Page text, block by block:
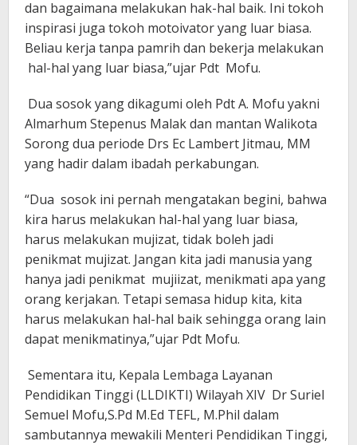
dan bagaimana melakukan hak-hal baik. Ini tokoh
inspirasi juga tokoh motoivator yang luar biasa.
Beliau kerja tanpa pamrih dan bekerja melakukan
hal-hal yang luar biasa,”ujar Pdt Mofu.
Dua sosok yang dikagumi oleh Pdt A. Mofu yakni
Almarhum Stepenus Malak dan mantan Walikota
Sorong dua periode Drs Ec Lambert Jitmau, MM
yang hadir dalam ibadah perkabungan.
“Dua sosok ini pernah mengatakan begini, bahwa
kira harus melakukan hal-hal yang luar biasa,
harus melakukan mujizat, tidak boleh jadi
penikmat mujizat. Jangan kita jadi manusia yang
hanya jadi penikmat mujiizat, menikmati apa yang
orang kerjakan. Tetapi semasa hidup kita, kita
harus melakukan hal-hal baik sehingga orang lain
dapat menikmatinya,”ujar Pdt Mofu.
Sementara itu, Kepala Lembaga Layanan
Pendidikan Tinggi (LLDIKTI) Wilayah XIV Dr Suriel
Semuel Mofu,S.Pd M.Ed TEFL, M.Phil dalam
sambutannya mewakili Menteri Pendidikan Tinggi,